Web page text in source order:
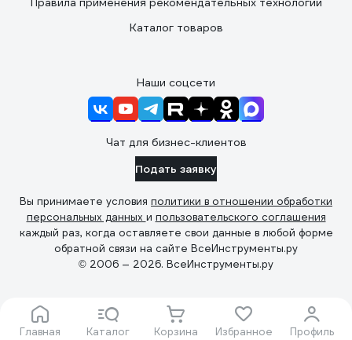
Главная Каталог Корзина Избранное Профиль
Каталог товаров
Наши соцсети
Чат для бизнес-клиентов
Подать заявку
Вы принимаете условия политики в отношении обработки
персональных данных и пользовательского соглашения
каждый раз, когда оставляете свои данные в любой форме
обратной связи на сайте ВсеИнструменты.ру
© 2006 — 2026. ВсеИнструменты.ру